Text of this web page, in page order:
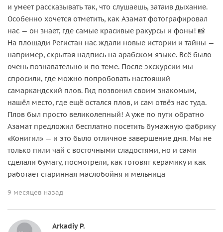
и умеет рассказывать так, что слушаешь, затаив дыхание.
Особенно хочется отметить, как Азамат фотографировал
нас — он знает, где самые красивые ракурсы и фоны! 📸
На площади Регистан нас ждали новые истории и тайны —
например, скрытая надпись на арабском языке. Всё было
очень познавательно и по теме. После экскурсии мы
спросили, где можно попробовать настоящий
самаркандский плов. Гид позвонил своим знакомым,
нашёл место, где ещё остался плов, и сам отвёз нас туда.
Плов был просто великолепный! А уже по пути обратно
Азамат предложил бесплатно посетить бумажную фабрику
«Конигил» — и это было отличное завершение дня. Мы не
только пили чай с восточными сладостями, но и сами
сделали бумагу, посмотрели, как готовят керамику и как
работает старинная маслобойня и мельница
9 месяцев назад
Arkadiy P.